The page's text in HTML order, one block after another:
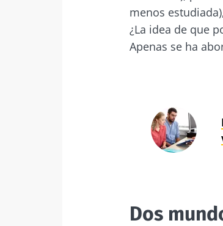
menos
¿La idea de que
Apenas se ha
Dos